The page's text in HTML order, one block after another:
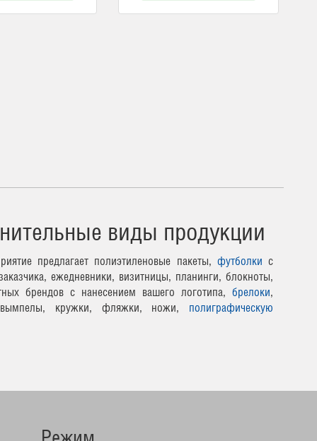
виды продукции
предлагает полиэтиленовые пакеты, футболки с
ежедневники, визитницы, планинги, блокноты,
брендов с нанесением вашего логотипа, брелоки,
вымпелы, кружки, фляжки, ножи, полиграфическую